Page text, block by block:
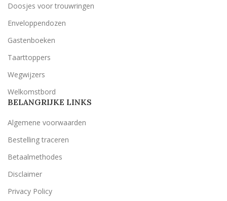
Doosjes voor trouwringen
Enveloppendozen
Gastenboeken
Taarttoppers
Wegwijzers
Welkomstbord
BELANGRIJKE LINKS
Algemene voorwaarden
Bestelling traceren
Betaalmethodes
Disclaimer
Privacy Policy